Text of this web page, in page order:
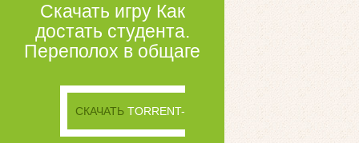
Скачать игру Как
достать студента.
Переполох в общаге
СКАЧАТЬ TORRENT-